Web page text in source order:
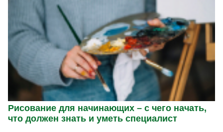
Рисование для начинающих – с чего начать,
что должен знать и уметь специалист